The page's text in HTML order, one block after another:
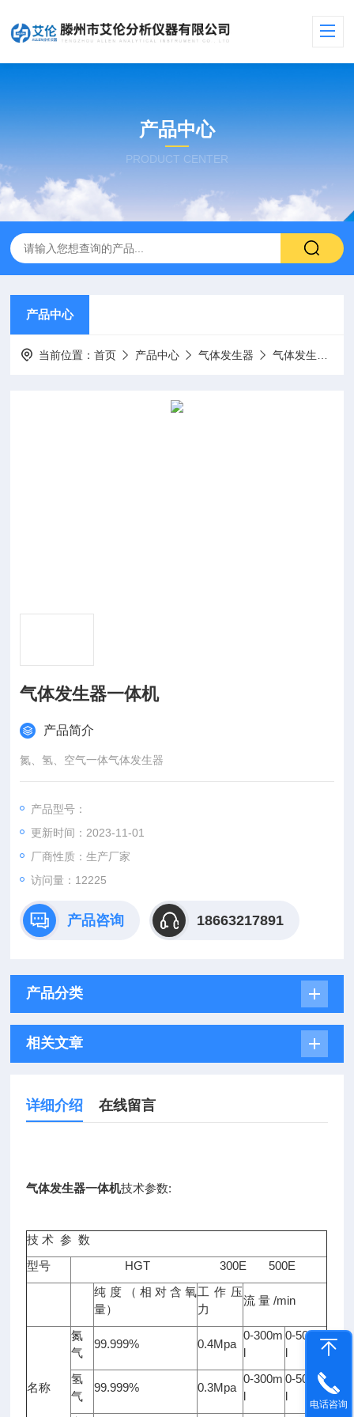
产品中心
PRODUCT CENTER
产品中心
当前位置：首页 产品中心 气体发生器 气体发生器一体机
气体发生器一体机
产品简介
氮、氢、空气一体气体发生器
产品型号：
更新时间：2023-11-01
厂商性质：生产厂家
访问量：12225
产品咨询 18663217891
产品分类
相关文章
详细介绍 在线留言
气体发生器一体机技术参数:
技 术 参 数
型号
HGT 300E 500E
纯度（相对含氧
量）
工作压
力
流 量 /min
名称
氮
气
99.999% 0.4Mpa
0-300m
l
0-500m
l
氢
气
99.999% 0.3Mpa
0-300m
l
0-500m
l
电话咨询